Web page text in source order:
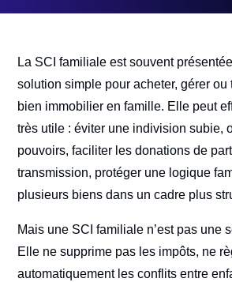
La SCI familiale est souvent
solution simple pour acheter, gérer ou
bien immobilier en famille. Elle peut
très utile : éviter une indivision subie,
pouvoirs, faciliter les donations de
transmission, protéger une logique
plusieurs biens dans un cadre plus
Mais une SCI familiale n’est pas une
Elle ne supprime pas les impôts, ne
automatiquement les conflits entre